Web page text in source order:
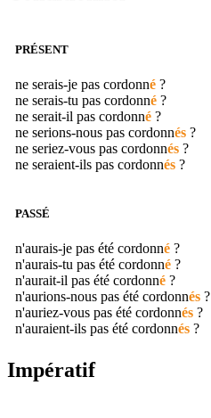
PRÉSENT
ne serais-je pas cordonné ?
ne serais-tu pas cordonné ?
ne serait-il pas cordonné ?
ne serions-nous pas cordonnés ?
ne seriez-vous pas cordonnés ?
ne seraient-ils pas cordonnés ?
PASSÉ
n'aurais-je pas été cordonné ?
n'aurais-tu pas été cordonné ?
n'aurait-il pas été cordonné ?
n'aurions-nous pas été cordonnés ?
n'auriez-vous pas été cordonnés ?
n'auraient-ils pas été cordonnés ?
Impératif